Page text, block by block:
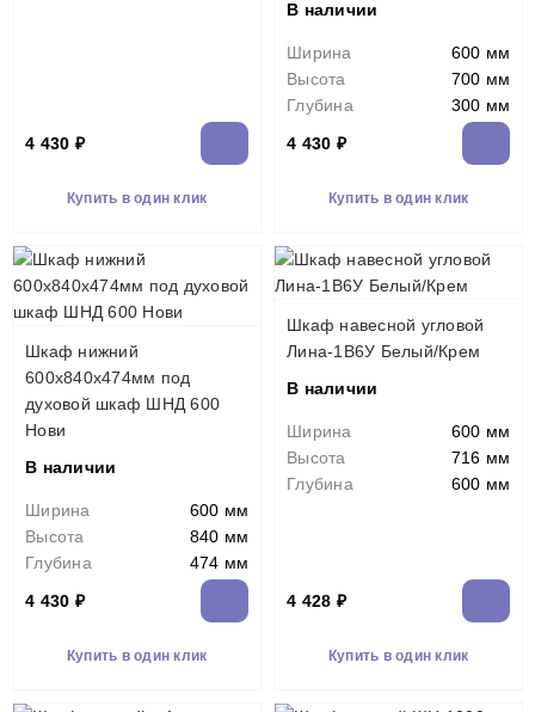
4 430 ₽
Купить в один клик
В наличии
Ширина
600 мм
Высота
700 мм
Глубина
300 мм
4 430 ₽
Купить в один клик
Шкаф нижний
600х840х474мм под
духовой шкаф ШНД 600
Нови
В наличии
Ширина
600 мм
Высота
840 мм
Глубина
474 мм
4 430 ₽
Купить в один клик
Шкаф навесной угловой
Лина-1В6У Белый/Крем
В наличии
Ширина
600 мм
Высота
716 мм
Глубина
600 мм
4 428 ₽
Купить в один клик